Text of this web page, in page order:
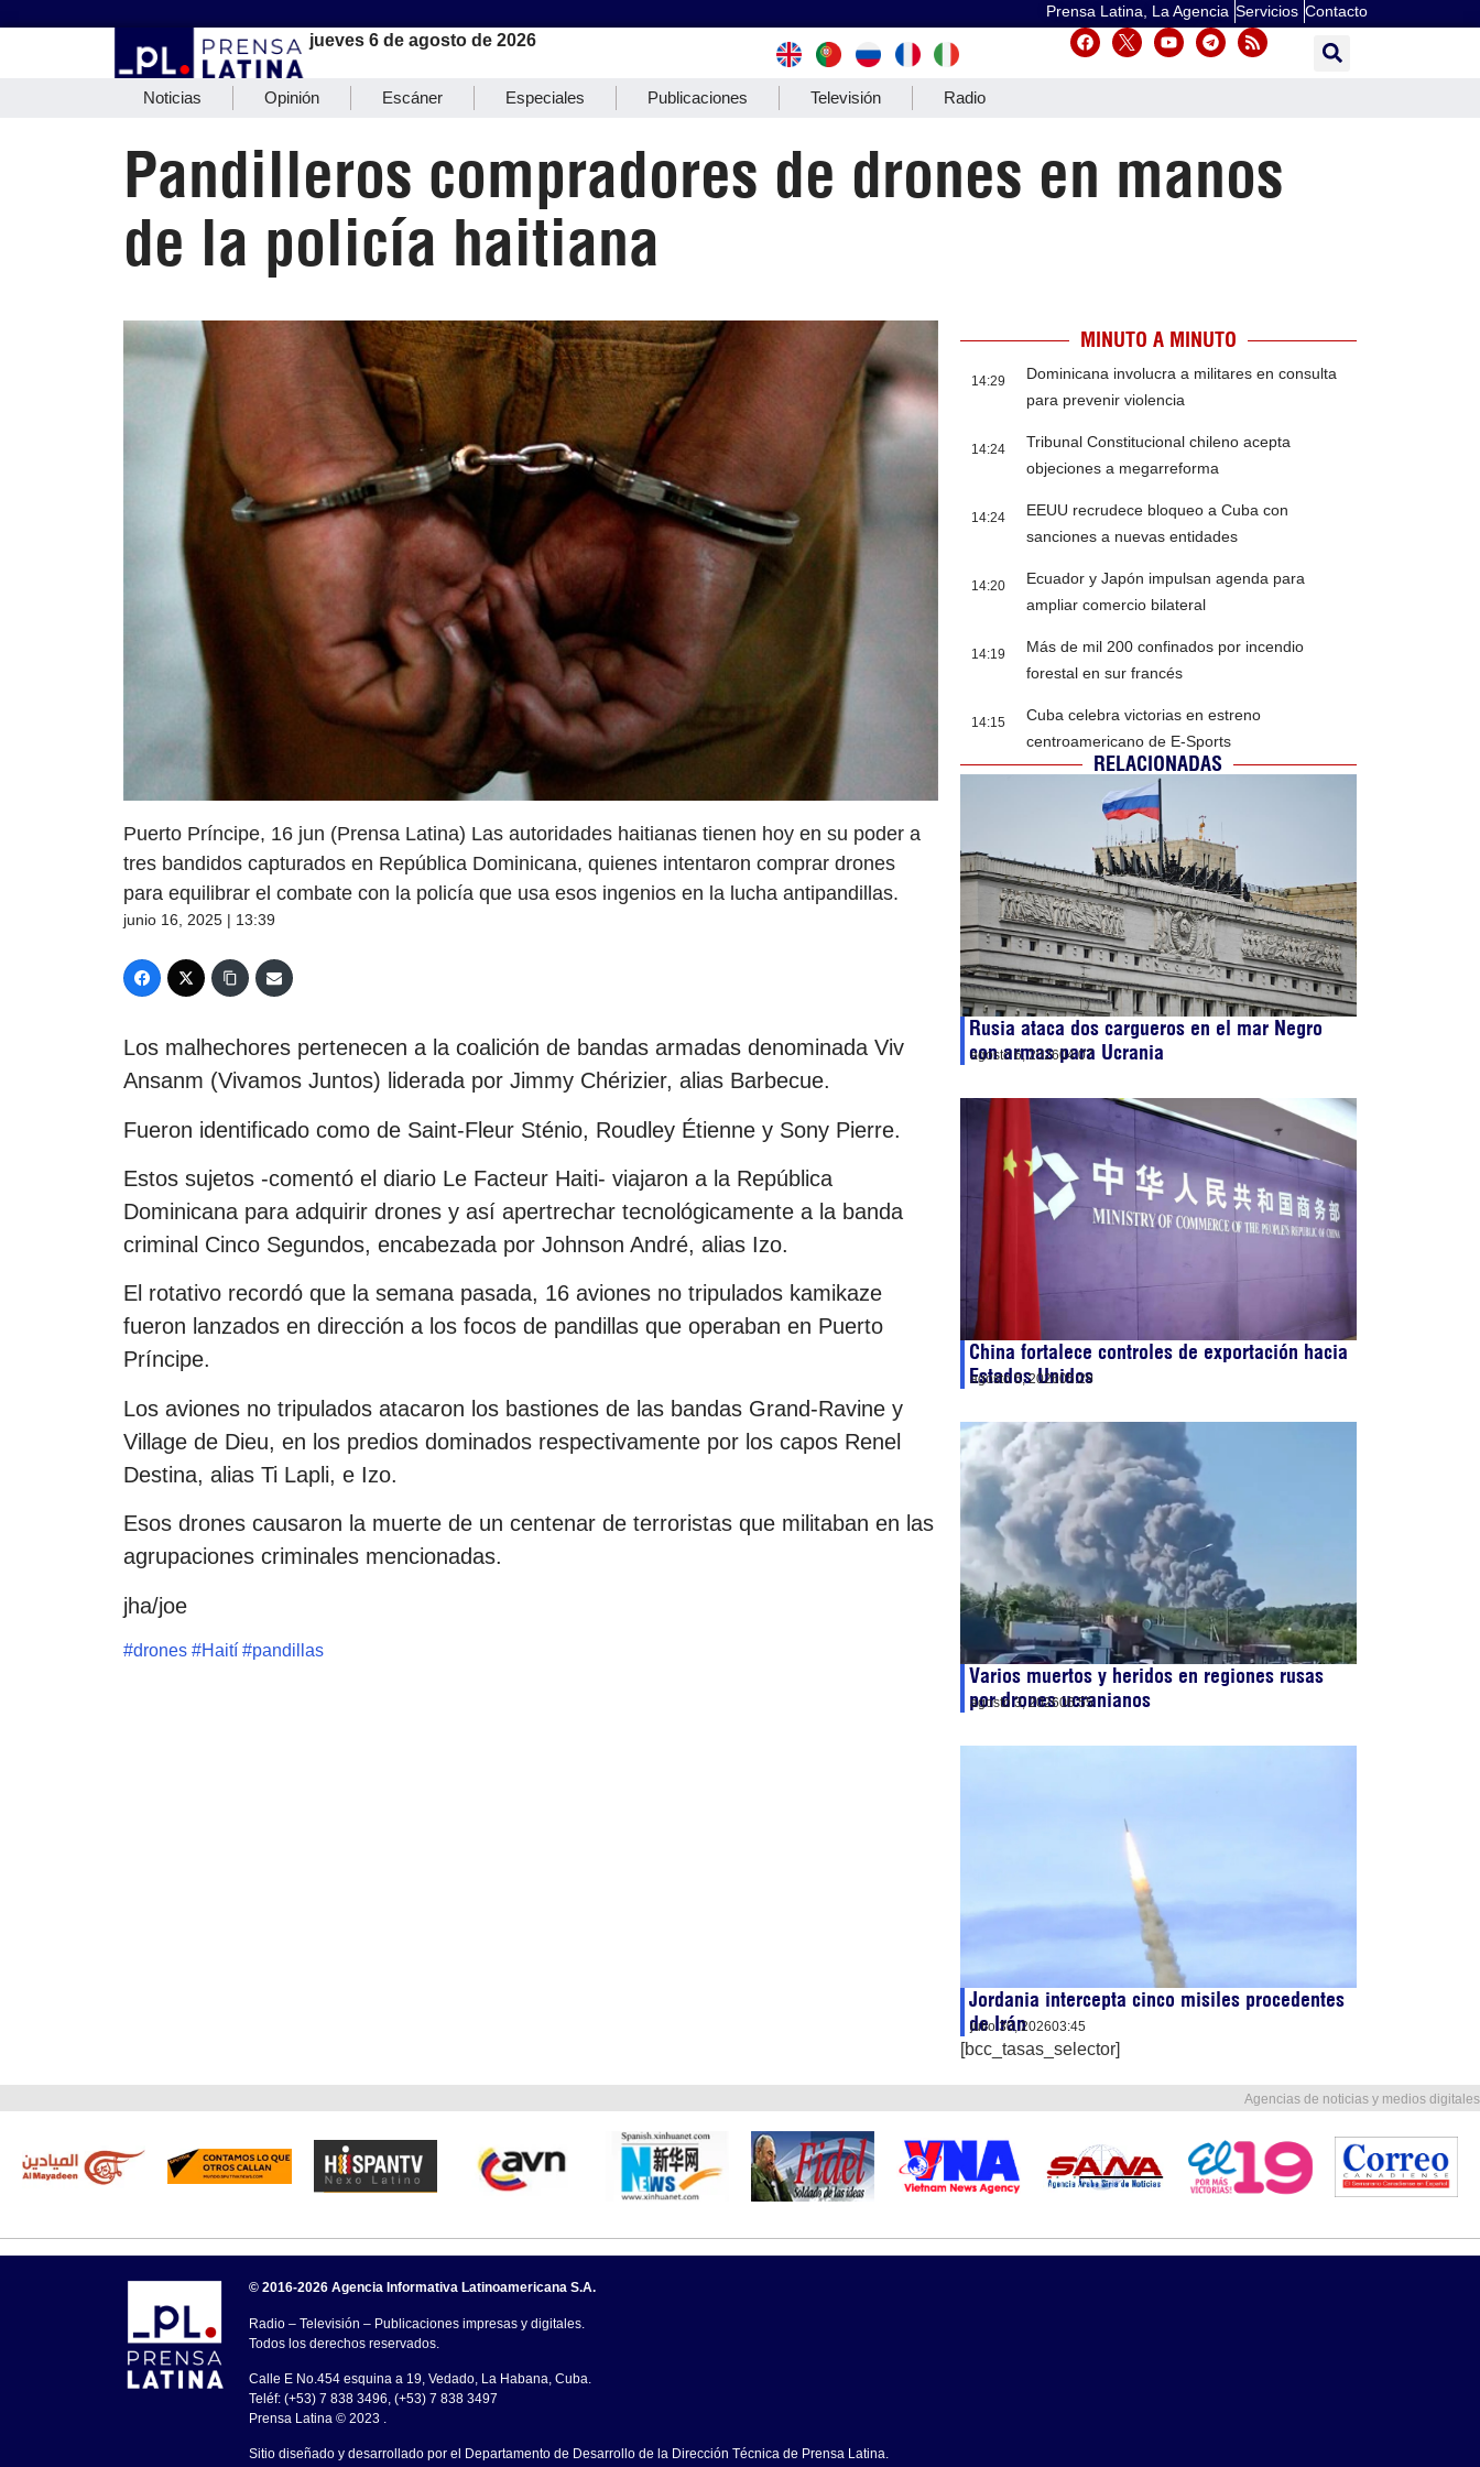
Prensa Latina, La Agencia Servicios Contacto
jueves 6 de agosto de 2026
Noticias Opinión Escáner Especiales Publicaciones Televisión Radio
Pandilleros compradores de drones en manos
de la policía haitiana
Puerto Príncipe, 16 jun (Prensa Latina) Las autoridades haitianas tienen hoy en su poder a
tres bandidos capturados en República Dominicana, quienes intentaron comprar drones
para equilibrar el combate con la policía que usa esos ingenios en la lucha antipandillas.
junio 16, 2025 | 13:39
Los malhechores pertenecen a la coalición de bandas armadas denominada Viv
Ansanm (Vivamos Juntos) liderada por Jimmy Chérizier, alias Barbecue.
Fueron identificado como de Saint-Fleur Sténio, Roudley Étienne y Sony Pierre.
Estos sujetos -comentó el diario Le Facteur Haiti- viajaron a la República
Dominicana para adquirir drones y así apertrechar tecnológicamente a la banda
criminal Cinco Segundos, encabezada por Johnson André, alias Izo.
El rotativo recordó que la semana pasada, 16 aviones no tripulados kamikaze
fueron lanzados en dirección a los focos de pandillas que operaban en Puerto
Príncipe.
Los aviones no tripulados atacaron los bastiones de las bandas Grand-Ravine y
Village de Dieu, en los predios dominados respectivamente por los capos Renel
Destina, alias Ti Lapli, e Izo.
Esos drones causaron la muerte de un centenar de terroristas que militaban en las
agrupaciones criminales mencionadas.
jha/joe
#drones #Haití #pandillas
MINUTO A MINUTO
14:29
Dominicana involucra a militares en consulta
para prevenir violencia
14:24
Tribunal Constitucional chileno acepta
objeciones a megarreforma
14:24
EEUU recrudece bloqueo a Cuba con
sanciones a nuevas entidades
14:20
Ecuador y Japón impulsan agenda para
ampliar comercio bilateral
14:19
Más de mil 200 confinados por incendio
forestal en sur francés
14:15
Cuba celebra victorias en estreno
centroamericano de E-Sports
RELACIONADAS
Rusia ataca dos cargueros en el mar Negro
con armas para Ucrania
agosto 6, 202604:07
China fortalece controles de exportación hacia
Estados Unidos
agosto 5, 202605:29
Varios muertos y heridos en regiones rusas
por drones ucranianos
agosto 3, 202606:55
Jordania intercepta cinco misiles procedentes
de Irán
julio 30, 202603:45
[bcc_tasas_selector]
Agencias de noticias y medios digitales
© 2016-2026 Agencia Informativa Latinoamericana S.A.
Radio – Televisión – Publicaciones impresas y digitales.
Todos los derechos reservados.
Calle E No.454 esquina a 19, Vedado, La Habana, Cuba.
Teléf: (+53) 7 838 3496, (+53) 7 838 3497
Prensa Latina © 2023 .
Sitio diseñado y desarrollado por el Departamento de Desarrollo de la Dirección Técnica de Prensa Latina.